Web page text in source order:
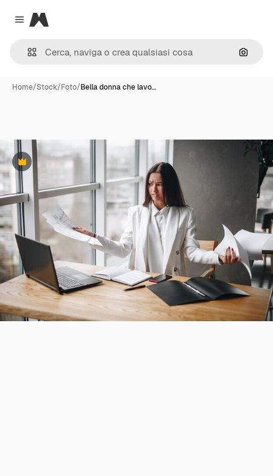
Close menu
Magnific
Cerca
Home/Stock/Foto/Bella donna che lavo…
Premium